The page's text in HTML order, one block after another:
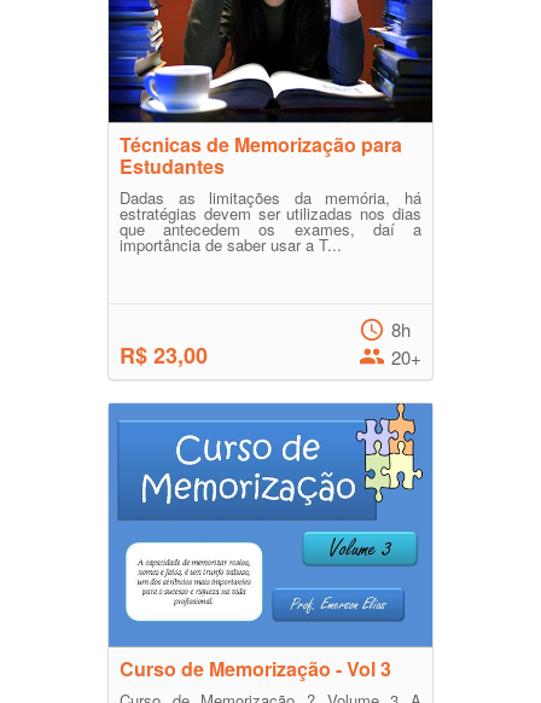
Técnicas de Memorização para
Estudantes
Dadas as limitações da memória, há
estratégias devem ser utilizadas nos dias
que antecedem os exames, daí a
importância de saber usar a T...
R$ 23,00
8h
20+
Curso de Memorização - Vol 3